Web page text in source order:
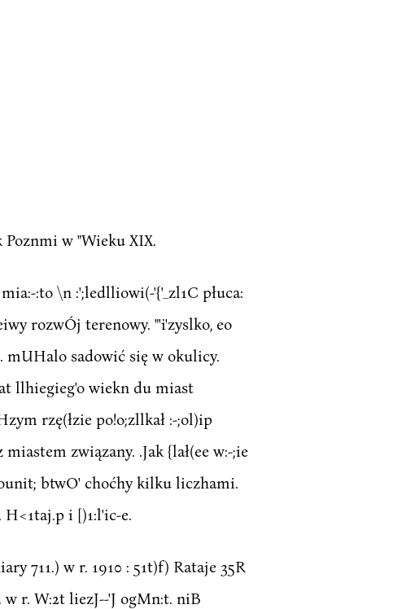
w "Wieku XIX.
:to \n :';ledlliowi(-'{'_zl1C płuca:
rozwÓj terenowy. "'i'zyslko, eo
mUHalo sadowić się w okulicy.
llhiegieg'o wiekn du miast
rzę(łzie po!o;zllkał :-;ol)ip
związany. .Jak {lał(ee w:-;ie
btwO' choćhy kilku liczhami.
i [)1:l'ic-e.
711.) w r. 1910 : 51t)f) Rataje 35R
r. W:2t liezJ--'J ogMn:t. niB